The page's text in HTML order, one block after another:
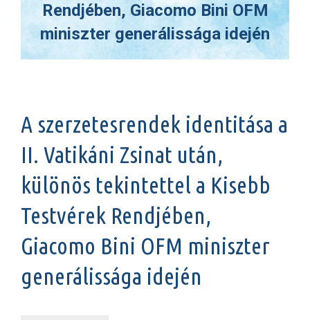
Rendjében, Giacomo Bini OFM
miniszter generálissága idején
You are here:
A szerzetesrendek identitása a
II. Vatikáni Zsinat után,
különös tekintettel a Kisebb
Testvérek Rendjében,
Giacomo Bini OFM miniszter
generálissága idején